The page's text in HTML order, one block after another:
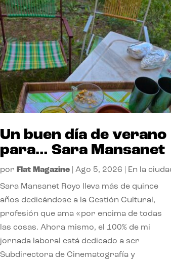
Un buen día de verano
para… Sara Mansanet
por Flat Magazine |Ago 5, 2026 En la
Sara Mansanet Royo lleva más de quince
años dedicándose a la Gestión Cultural,
profesión que ama «por encima de todas
las cosas. Ahora mismo, el 100% de mi
jornada laboral está dedicado a ser
Subdirectora de Cinematografía y